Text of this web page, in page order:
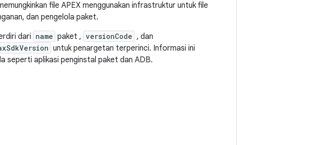
file APEX menggunakan infrastruktur untuk file
dan pengelola paket.
dari name paket , versionCode , dan
untuk penargetan terperinci. Informasi ini
seperti aplikasi penginstal paket dan ADB.